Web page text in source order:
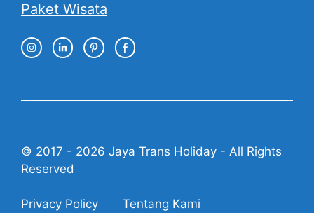
Paket Wisata
© 2017 - 2026 Jaya Trans Holiday - All Rights
Reserved
Privacy Policy Tentang Kami